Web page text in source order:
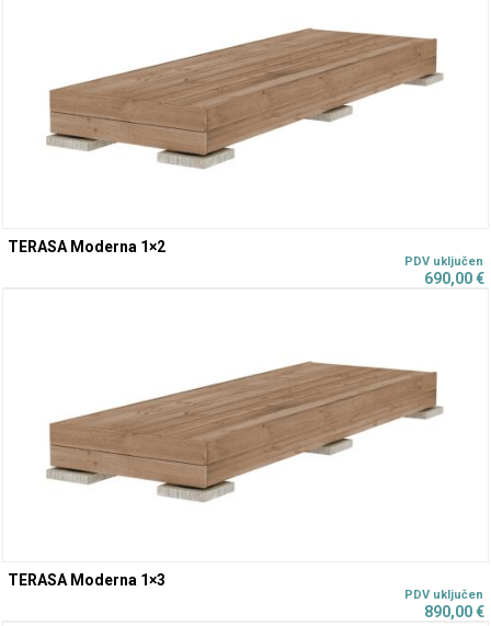
TERASA Moderna 1×2
690,00€
TERASA Moderna 1×3
890,00€